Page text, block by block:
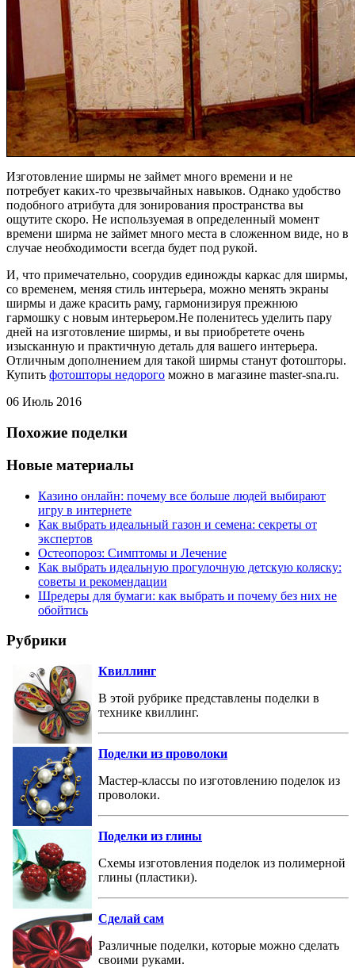
Изготовление ширмы не займет много времени и не
потребует каких-то чрезвычайных навыков. Однако удобство
подобного атрибута для зонирования пространства вы
ощутите скоро. Не используемая в определенный момент
времени ширма не займет много места в сложенном виде, но в
случае необходимости всегда будет под рукой.
И, что примечательно, соорудив единожды каркас для ширмы,
со временем, меняя стиль интерьера, можно менять экраны
ширмы и даже красить раму, гармонизируя прежнюю
гармошку с новым интерьером.Не поленитесь уделить пару
дней на изготовление ширмы, и вы приобретете очень
изысканную и практичную деталь для вашего интерьера.
Отличным дополнением для такой ширмы станут фотошторы.
Купить фотошторы недорого можно в магазине master-sna.ru.
06 Июль 2016
Похожие поделки
Новые материалы
Казино онлайн: почему все больше людей выбирают
игру в интернете
Как выбрать идеальный газон и семена: секреты от
экспертов
Остеопороз: Симптомы и Лечение
Как выбрать идеальную прогулочную детскую коляску:
советы и рекомендации
Шредеры для бумаги: как выбрать и почему без них не
обойтись
Рубрики
Квиллинг
В этой рубрике представлены поделки в
технике квиллинг.
Поделки из проволоки
Мастер-классы по изготовлению поделок из
проволоки.
Поделки из глины
Схемы изготовления поделок из полимерной
глины (пластики).
Сделай сам
Различные поделки, которые можно сделать
своими руками.